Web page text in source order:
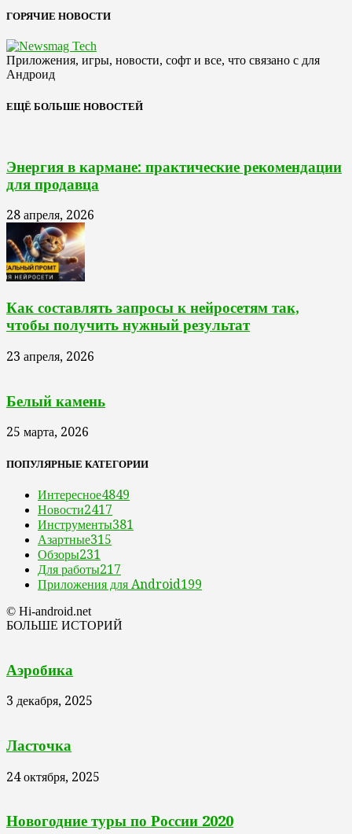
ГОРЯЧИЕ НОВОСТИ
Приложения, игры, новости, софт и все, что связано с для
Андроид
ЕЩЁ БОЛЬШЕ НОВОСТЕЙ
Энергия в кармане: практические рекомендации
для продавца
28 апреля, 2026
Как составлять запросы к нейросетям так,
чтобы получить нужный результат
23 апреля, 2026
Белый камень
25 марта, 2026
ПОПУЛЯРНЫЕ КАТЕГОРИИ
Интересное4849
Новости2417
Инструменты381
Азартные315
Обзоры231
Для работы217
Приложения для Android199
© Hi-android.net
БОЛЬШЕ ИСТОРИЙ
Аэробика
3 декабря, 2025
Ласточка
24 октября, 2025
Новогодние туры по России 2020